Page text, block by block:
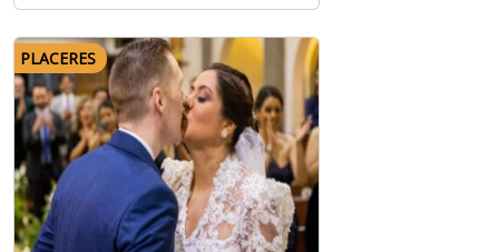
PLACERES